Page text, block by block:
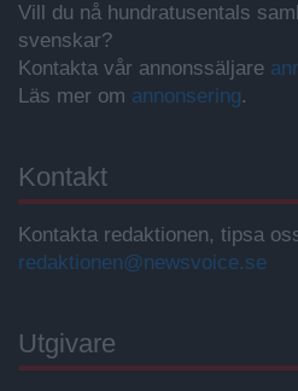
Vill du nå hundratusentals
svenskar?
Kontakta vår annonssäljare
Läs mer om annonsering.
Kontakt
Kontakta redaktionen, tipsa
redaktionen@newsvoice.se
Utgivare